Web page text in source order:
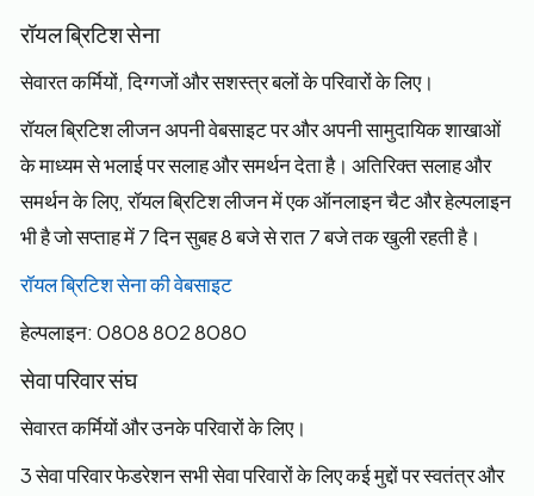
रॉयल ब्रिटिश सेना
सेवारत कर्मियों, दिग्गजों और सशस्त्र बलों के परिवारों के लिए।
रॉयल ब्रिटिश लीजन अपनी वेबसाइट पर और अपनी सामुदायिक शाखाओं
के माध्यम से भलाई पर सलाह और समर्थन देता है। अतिरिक्त सलाह और
समर्थन के लिए, रॉयल ब्रिटिश लीजन में एक ऑनलाइन चैट और हेल्पलाइन
भी है जो सप्ताह में 7 दिन सुबह 8 बजे से रात 7 बजे तक खुली रहती है।
रॉयल ब्रिटिश सेना की वेबसाइट
हेल्पलाइन: 0808 802 8080
सेवा परिवार संघ
सेवारत कर्मियों और उनके परिवारों के लिए।
3 सेवा परिवार फेडरेशन सभी सेवा परिवारों के लिए कई मुद्दों पर स्वतंत्र और